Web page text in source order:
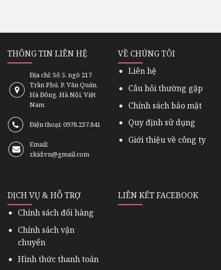
THÔNG TIN LIÊN HỆ
Địa chỉ: Số 5, ngõ 217
Trần Phú, P. Văn Quán,
Hà Đông, Hà Nội, Việt
Nam
Điện thoại: 0978.237.841
Email:
zkid.vn@gmail.com
VỀ CHÚNG TÔI
Liên hệ
Câu hỏi thường gặp
Chính sách bảo mật
Quy định sử dụng
Giới thiệu về công ty
DỊCH VỤ & HỖ TRỢ
Chính sách đổi hàng
Chính sách vận
chuyển
Hình thức thanh toán
LIÊN KẾT FACEBOOK